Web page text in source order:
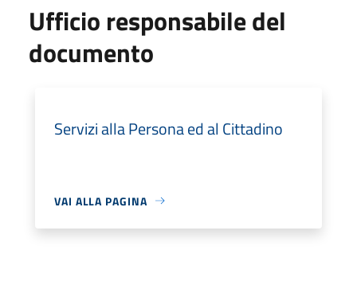
Ufficio responsabile del
documento
Servizi alla Persona ed al Cittadino
VAI ALLA PAGINA